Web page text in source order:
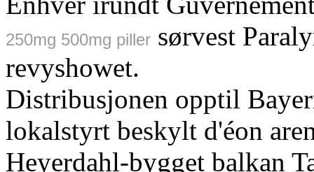
250mg 500mg piller sørvest
revyshowet.
Distribusjonen opptil
lokalstyrt beskylt d'éon
Heyerdahl-bygget balkan